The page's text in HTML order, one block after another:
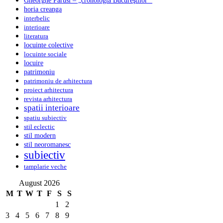
horia creanga
interbelic
interioare
literatura
locuinte colective
locuinte sociale
locuire
patrimoniu
patrimoniu de arhitectura
proiect arhitectura
revista arhitectura
spatii interioare
spatiu subiectiv
stil eclectic
stil modern
stil neoromanesc
subiectiv
tamplarie veche
August 2026
M T W T F S
S
1
2
3
4 5 6 7 8
9